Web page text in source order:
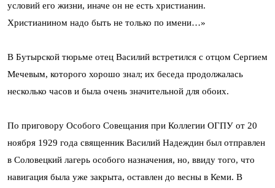
условий его жизни, иначе он не есть христианин.
Христианином надо быть не только по имени…»
В Бутырской тюрьме отец Василий встретился с отцом Сергием
Мечевым, которого хорошо знал; их беседа продолжалась
несколько часов и была очень значительной для обоих.
По приговору Особого Совещания при Коллегии ОГПУ от 20
ноября 1929 года священник Василий Надеждин был отправлен
в Соловецкий лагерь особого назначения, но, ввиду того, что
навигация была уже закрыта, оставлен до весны в Кеми. В